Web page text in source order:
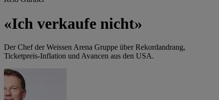
«Ich verkaufe nicht»
Der Chef der Weissen Arena Gruppe über Rekordandrang,
Ticketpreis-­Inflation und Avancen aus den USA.